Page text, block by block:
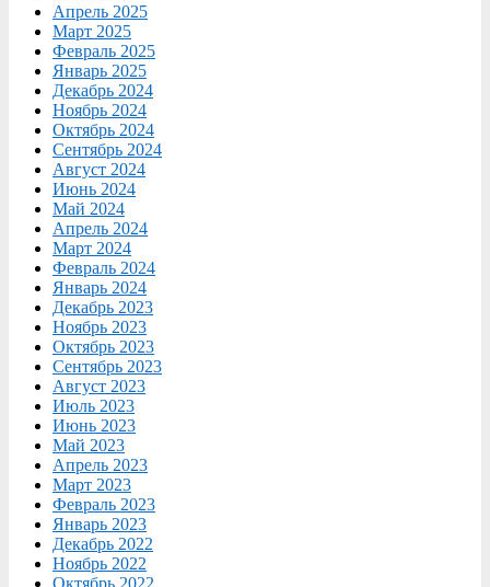
Апрель 2025
Март 2025
Февраль 2025
Январь 2025
Декабрь 2024
Ноябрь 2024
Октябрь 2024
Сентябрь 2024
Август 2024
Июнь 2024
Май 2024
Апрель 2024
Март 2024
Февраль 2024
Январь 2024
Декабрь 2023
Ноябрь 2023
Октябрь 2023
Сентябрь 2023
Август 2023
Июль 2023
Июнь 2023
Май 2023
Апрель 2023
Март 2023
Февраль 2023
Январь 2023
Декабрь 2022
Ноябрь 2022
Октябрь 2022